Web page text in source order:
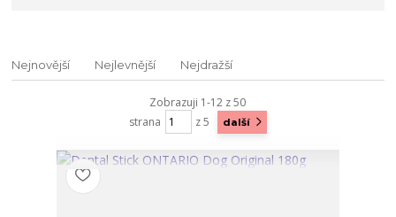
Nejnovější Nejlevnější Nejdražší
Zobrazuji 1-12 z 50
strana
z 5 další